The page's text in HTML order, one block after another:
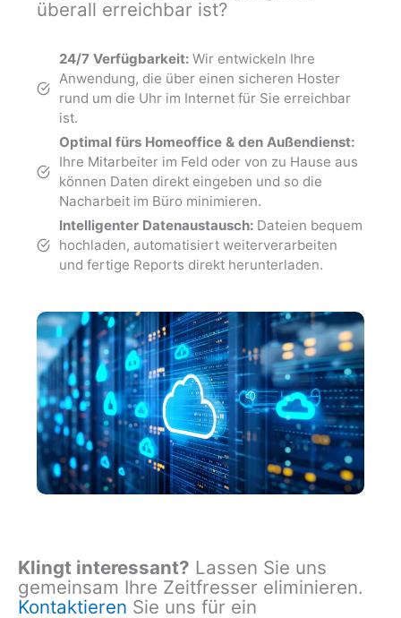
überall erreichbar ist?
24/7 Verfügbarkeit:Wir entwickeln Ihre
Anwendung, die über einen sicheren Hoster
rund um die Uhr im Internet für Sie erreichbar
ist.
Optimal fürs Homeoffice & den Außendienst:
Ihre Mitarbeiter im Feld oder von zu Hause aus
können Daten direkt eingeben und so die
Nacharbeit im Büro minimieren.
Intelligenter Datenaustausch:Dateien bequem
hochladen, automatisiert weiterverarbeiten
und fertige Reports direkt herunterladen.
Klingt interessant? Lassen Sie uns
gemeinsam Ihre Zeitfresser eliminieren.
Kontaktieren Sie uns für ein